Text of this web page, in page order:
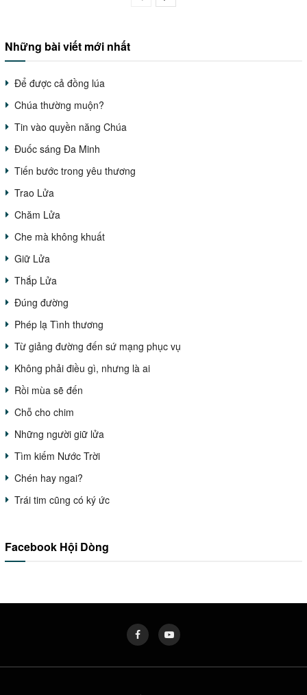
Những bài viết mới nhất
Để được cả đồng lúa
Chúa thường muộn?
Tin vào quyền năng Chúa
Đuốc sáng Đa Minh
Tiến bước trong yêu thương
Trao Lửa
Chăm Lửa
Che mà không khuất
Giữ Lửa
Thắp Lửa
Đúng đường
Phép lạ Tình thương
Từ giảng đường đến sứ mạng phục vụ
Không phải điều gì, nhưng là ai
Rồi mùa sẽ đến
Chỗ cho chim
Những người giữ lửa
Tìm kiếm Nước Trời
Chén hay ngai?
Trái tim cũng có ký ức
Facebook Hội Dòng